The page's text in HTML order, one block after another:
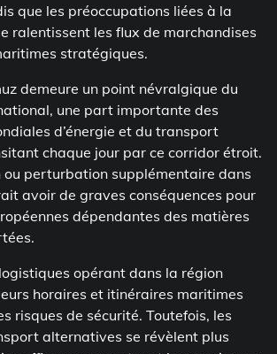
que les préoccupations liées à la
ralentissent les flux de marchandises
stratégiques.
demeure un point névralgique du
une part importante des
d’énergie et du transport
chaque jour par ce corridor étroit.
ou perturbation supplémentaire dans
avoir de graves conséquences pour
dépendantes des matières
opérant dans la région
horaires et itinéraires maritimes
risques de sécurité. Toutefois, les
alternatives se révèlent plus